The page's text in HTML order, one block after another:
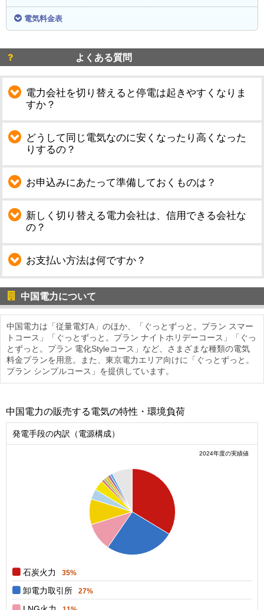
電気料金表
よくある質問
電力会社を切り替えると停電は起きやすくなりま
すか？
どうして同じ電気なのに安くなったり高くなった
りするの？
お申込みにあたって準備しておくものは？
新しく切り替える電力会社は、信用できる会社な
の？
お支払い方法は何ですか？
中国電力について
中国電力は「従量電灯A」のほか、「ぐっとずっと。プラン スマー
トコース」「ぐっとずっと。プラン ナイトホリデーコース」「ぐっ
とずっと。プラン 電化Styleコース」など、さまざまな種類の電気
料金プランを用意。また、東京電力エリア向けに「ぐっとずっと。
プラン シンプルコース」を提供しています。
中国電力の販売する電気の特性・環境負荷
発電手段の内訳（電源構成）
2024年度の実績値
石炭火力 35%
卸電力取引所 27%